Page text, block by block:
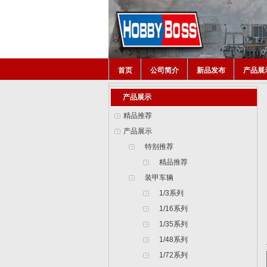
首页 公司简介 新品发布 产品展
产品展示
精品推荐
产品展示
特别推荐
精品推荐
装甲车辆
1/3系列
1/16系列
1/35系列
1/48系列
1/72系列